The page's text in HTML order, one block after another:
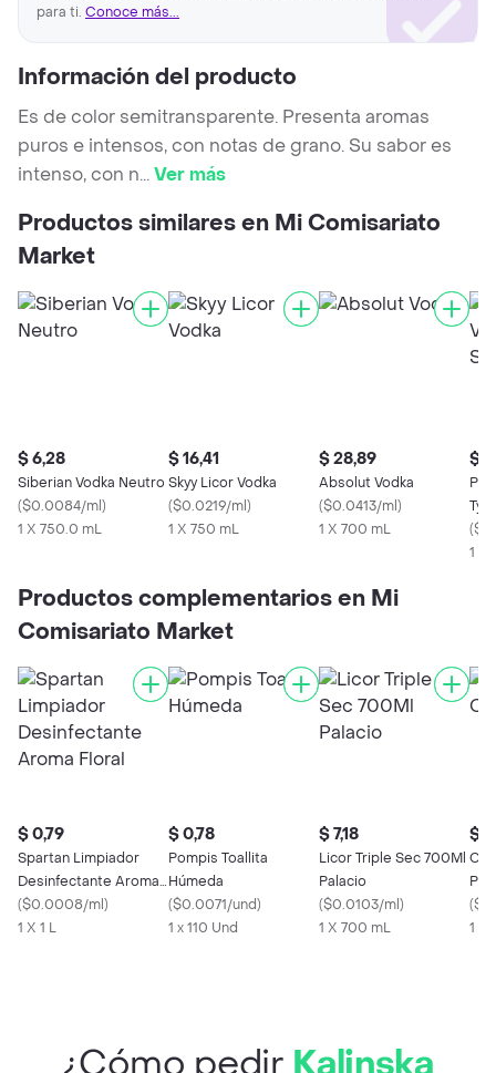
para ti. Conoce más...
Información del producto
Es de color semitransparente. Presenta aromas
puros e intensos, con notas de grano. Su sabor es
intenso, con n...Ver más
Productos similares en Mi Comisariato
Market
$ 6,28
Siberian Vodka Neutro
($0.0084/ml)
1 X 750.0 mL
$ 16,41
Skyy Licor Vodka
($0.0219/ml)
1 X 750 mL
$ 28,89
Absolut Vodka
($0.0413/ml)
1 X 700 mL
$
(
1 X
Productos complementarios en Mi
Comisariato Market
$ 0,79
Spartan Limpiador
Desinfectante Aroma
Floral
($0.0008/ml)
1 X 1 L
$ 0,78
Pompis Toallita
Húmeda
($0.0071/und)
1 x 110 Und
$ 7,18
Licor Triple Sec 700Ml
Palacio
($0.0103/ml)
1 X 700 mL
$
(
1 X